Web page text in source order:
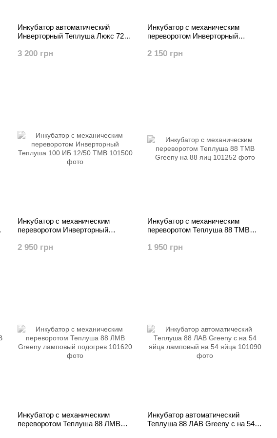
Инкубатор автоматический
Инверторный Теплуша Люкс 72
3 200 грн
Инкубатор с механическим
переворотом Инверторный
2 150 грн
Инкубатор с механическим
переворотом Инверторный
2 950 грн
Инкубатор с механическим
переворотом Теплуша 88 ТМВ
1 950 грн
Инкубатор с механическим
переворотом Теплуша 88 ЛМВ
Инкубатор автоматический
Теплуша 88 ЛАВ Greeny с на 54